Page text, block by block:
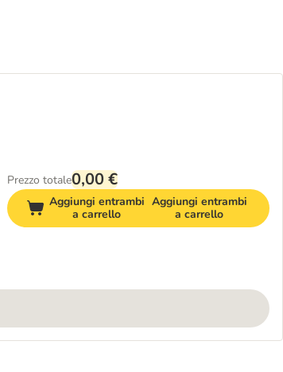
Prezzo totale0,00 €
Aggiungi entrambi
a carrello
Aggiungi entrambi
a carrello